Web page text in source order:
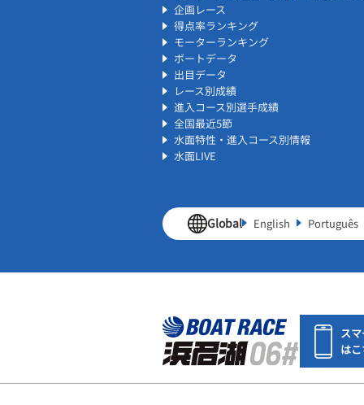
企画レース
得点率ランキング
モーターランキング
ボートデータ
出目データ
レース別成績
進入コース別選手成績
全国最近5節
水面特性・進入コース別情報
水面LIVE
Global English Português
ス
は